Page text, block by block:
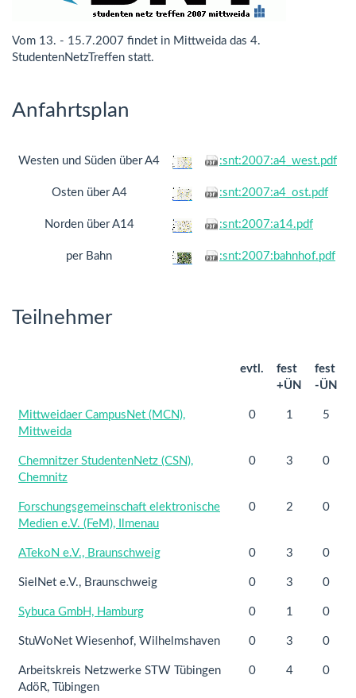
Vom 13. - 15.7.2007 findet in Mittweida das 4.
StudentenNetzTreffen statt.
Anfahrtsplan
Westen und Süden über A4 :snt:2007:a4_west.pdf
Osten über A4 :snt:2007:a4_ost.pdf
Norden über A14 :snt:2007:a14.pdf
per Bahn :snt:2007:bahnhof.pdf
Teilnehmer
evtl.
fest
+ÜN
fest
-ÜN
Mittweidaer CampusNet (MCN),
Mittweida
0 1 5
Chemnitzer StudentenNetz (CSN),
Chemnitz
0 3 0
Forschungsgemeinschaft elektronische
Medien e.V. (FeM), Ilmenau
0 2 0
ATekoN e.V., Braunschweig 0 3 0
SielNet e.V., Braunschweig 0 3 0
Sybuca GmbH, Hamburg 0 1 0
StuWoNet Wiesenhof, Wilhelmshaven 0 3 0
Arbeitskreis Netzwerke STW Tübingen
AdöR, Tübingen
0 4 0